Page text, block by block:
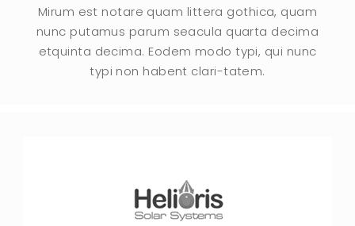
Mirum est notare quam littera gothica, quam
nunc putamus parum seacula quarta decima
etquinta decima. Eodem modo typi, qui nunc
typi non habent clari-tatem.